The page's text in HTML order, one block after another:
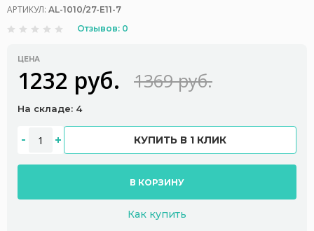
АРТИКУЛ: AL-1010/27-E11-7
Отзывов: 0
ЦЕНА
1232 руб. 1369 руб.
На складе: 4
КУПИТЬ В 1 КЛИК
В КОРЗИНУ
Как купить